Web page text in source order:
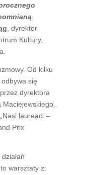
, dyrektor
Kultury,
Od kilku
się
dyrektora
laureaci –
Prix
warsztaty z: